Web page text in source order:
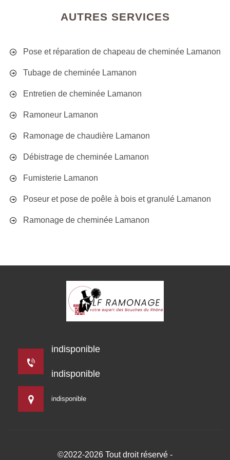
AUTRES SERVICES
Pose et réparation de chapeau de cheminée Lamanon
Tubage de cheminée Lamanon
Entretien de cheminée Lamanon
Ramoneur Lamanon
Ramonage de chaudière Lamanon
Débistrage de cheminée Lamanon
Fumisterie Lamanon
Poseur et pose de poêle à bois et granulé Lamanon
Ramonage de cheminée Lamanon
indisponible
indisponible
indisponible
©2022-2026 Tout droit réservé -